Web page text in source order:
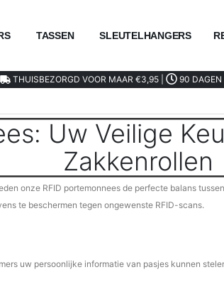
TASSEN SLEUTELHANGERS
THUISBEZORGD VOOR MAAR €3,95 | 90 DAGEN
Uw Veilige
Zakkenrollen
onze RFID portemonnees de perfecte balans
te beschermen tegen ongewenste RFID-scans.
uw persoonlijke informatie van pasjes kunnen